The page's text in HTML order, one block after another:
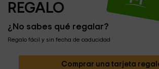
REGALO
¿No sabes qué regalar?
Regalo fácil y sin fecha de caducidad
Comprar una tarjeta